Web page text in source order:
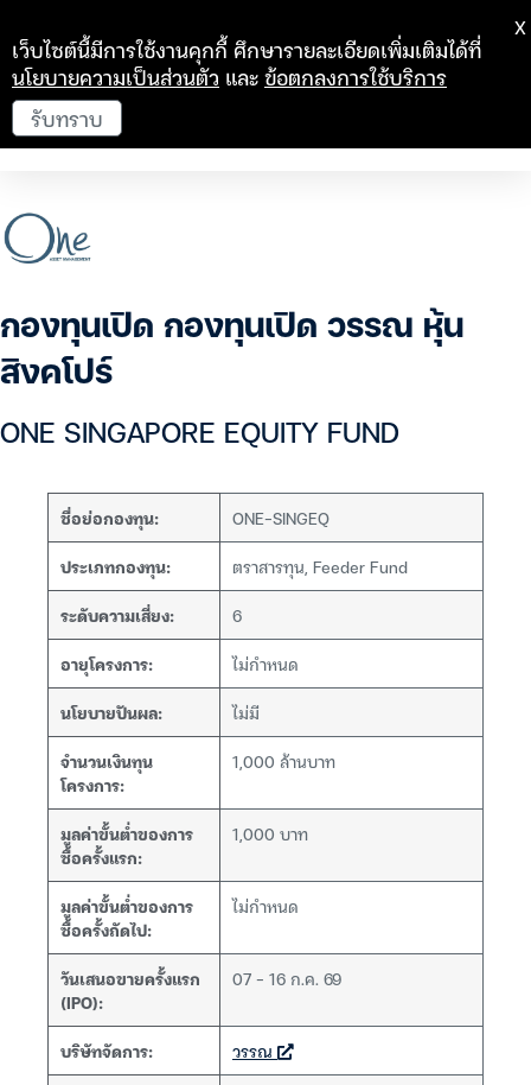
กองทุนเปิด กองทุนเปิด วรรณ หุ้น
สิงคโปร์
ONE SINGAPORE EQUITY FUND
ชื่อย่อกองทุน:
ONE-SINGEQ
ประเภทกองทุน:
ตราสารทุน, Feeder Fund
ระดับความเสี่ยง:
6
อายุโครงการ:
ไม่กำหนด
นโยบายปันผล:
ไม่มี
จำนวนเงินทุน
โครงการ:
1,000 ล้านบาท
มูลค่าขั้นต่ำของการ
ซื้อครั้งแรก:
1,000 บาท
มูลค่าขั้นต่ำของการ
ซื้อครั้งถัดไป:
ไม่กำหนด
วันเสนอขายครั้งแรก
(IPO):
07 – 16 ก.ค. 69
บริษัทจัดการ:
วรรณ
เว็บไซต์นี้มีการใช้งานคุกกี้ ศึกษารายละเอียดเพิ่มเติมได้ที่
นโยบายความเป็นส่วนตัว และข้อตกลงการใช้บริการ
รับทราบ
X